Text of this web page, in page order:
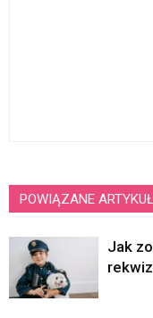
POWIĄZANE
Jak